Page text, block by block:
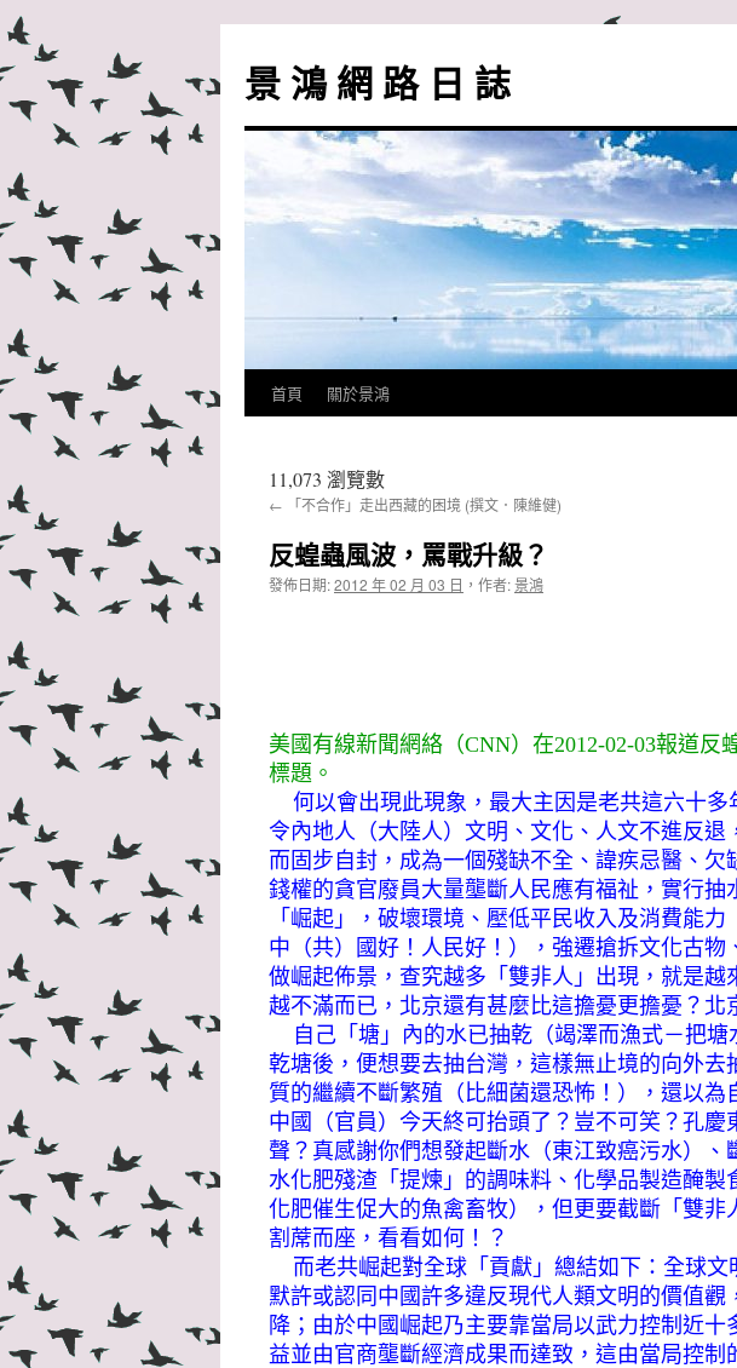
主
要
景 鴻 網 路 日 誌
首頁 關於景鴻
11,073 瀏覽數
← 「不合作」走出西藏的困境 (撰文．陳維健)
反蝗蟲風波，罵戰升級？
發佈日期:2012 年 02 月 03 日 ， 作者:景鴻
美國有線新聞網絡（CNN）在2012-02-03報道
標題。
何以會出現此現象，最大主因是老共這六十多
令內地人（大陸人）文明、文化、人文不進反退
而固步自封，成為一個殘缺不全、諱疾忌醫、
錢權的貪官廢員大量壟斷人民應有福祉，實行抽
「崛起」，破壞環境、壓低平民收入及消費能力
中（共）國好！人民好！），強遷搶拆文化古
做崛起佈景，查究越多「雙非人」出現，就是越
越不滿而已，北京還有甚麼比這擔憂更擔憂？北
自己「塘」內的水已抽乾（竭澤而漁式－把塘
乾塘後，便想要去抽台灣，這樣無止境的向外去
質的繼續不斷繁殖（比細菌還恐怖！），還以
中國（官員）今天終可抬頭了？豈不可笑？孔
聲？真感謝你們想發起斷水（東江致癌污水）
水化肥殘渣「提煉」的調味料、化學品製造醃製
化肥催生促大的魚禽畜牧），但更要截斷「雙非
割蓆而座，看看如何！？
而老共崛起對全球「貢獻」總結如下：全球文
默許或認同中國許多違反現代人類文明的價值觀
降；由於中國崛起乃主要靠當局以武力控制近
益並由官商壟斷經濟成果而達致，這由當局控